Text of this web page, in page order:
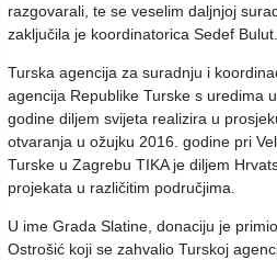
razgovarali, te se veselim daljnjoj
zaključila je koordinatorica Sedef Bulut.
Turska agencija za suradnju i
agencija Republike Turske s uredima
godine diljem svijeta realizira u
otvaranja u ožujku 2016. godine pri
Turske u Zagrebu TIKA je diljem
projekata u različitim područjima.
U ime Grada Slatine, donaciju je
Ostrošić koji se zahvalio Turskoj